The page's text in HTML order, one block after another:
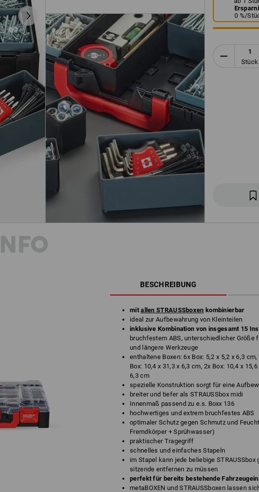
0 %/
Stück
BESCHREIBUNG
mitallen STRAUSSboxen kombinierbar
ideal zur Aufbewahrung von Kleinteilen
inklusive Kombination von insgesamt 15
bruchfestem ABS, unterschiedlicher Größe
und längere Werkzeuge
enthaltene Boxen: 6x Box: 5,2 x 5,2 x 6,3
Box: 10,4 x 31,3 x 6,3 cm, 2x Box: 10,4 x
6,3 cm
spezielle Konstruktion sorgt für eine
breiter und tiefer als STRAUSSbox midi
Innenmaß passend zu e.s. Boxx 136
hochwertiges und extrem bruchfestes ABS
optimaler Schutz gegen Schmutz und
Fremdkörper + Sprühwasser)
praktischer Tragegriff
schnelles und einfaches Stapeln
im Stapel kann jede beliebige
sitzende entfernen zu müssen
perfekt für bereits bestehende
metaBOXEN und STRAUSSboxen lassen